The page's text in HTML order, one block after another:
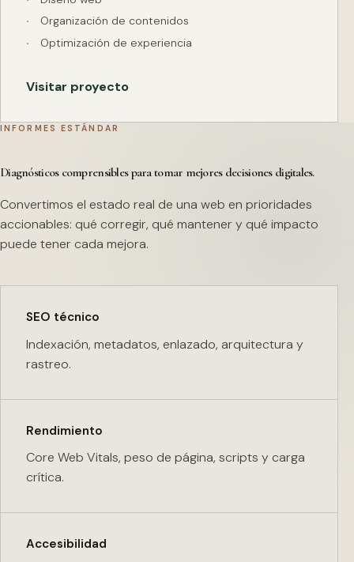
Organización de contenidos
Optimización de experiencia
Visitar proyecto
INFORMES ESTÁNDAR
Diagnósticos comprensibles para tomar mejores decisiones digitales.
Convertimos el estado real de una web en prioridades
accionables: qué corregir, qué mantener y qué impacto
puede tener cada mejora.
SEO técnico
Indexación, metadatos, enlazado, arquitectura y
rastreo.
Rendimiento
Core Web Vitals, peso de página, scripts y carga
crítica.
Accesibilidad